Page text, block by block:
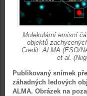
Molekulární emisní
objektů
Credit: ALMA (ESO/
et al.
Publikovaný snímek
záhadných ledových
ALMA. Obrázek na